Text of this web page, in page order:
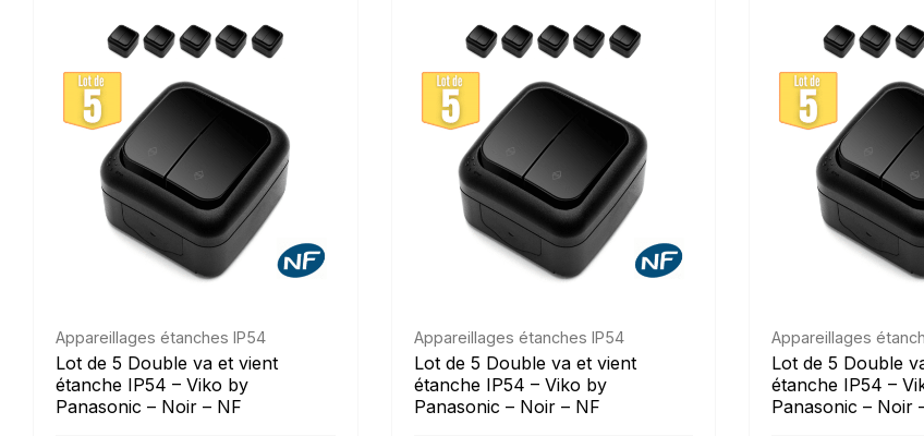
Appareillages étanches IP54
Lot de 5 Double va et vient
étanche IP54 – Viko by
Panasonic – Noir – NF
Appareillages étanches IP54
Lot de 5 Double va et vient
étanche IP54 – Viko by
Panasonic – Noir – NF
Appareillages
Lot de 5 Double
étanche IP54 –
Panasonic – Noir